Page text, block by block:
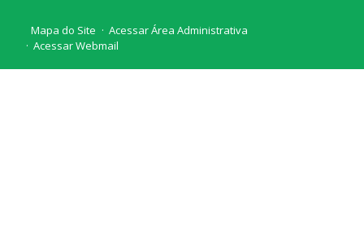
Mapa do Site
Acessar Área Administrativa
Acessar Webmail